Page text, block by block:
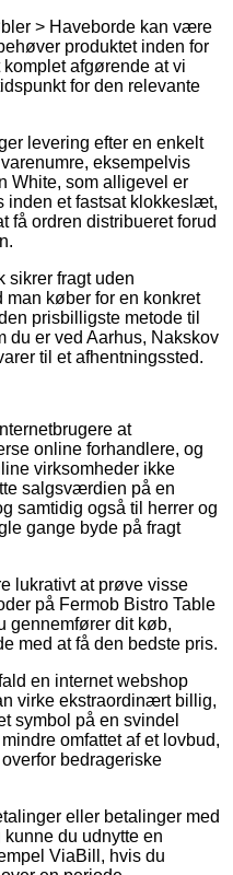
> Haveborde kan være
produktet inden for
afgørende at vi
for den relevante
levering efter en enkelt
eksempelvis
White, som alligevel er
inden et fastsat klokkeslæt,
få ordren distribueret forud
sikrer fragt uden
man køber for en konkret
prisbilligste metode til
du er ved Aarhus, Nakskov
til et afhentningssted.
at
online forhandlere, og
virksomheder ikke
salgsværdien på en
samtidig også til herrer og
gange byde på fragt
lukrativt at prøve visse
på Fermob Bistro Table
gennemfører dit køb,
med at få den bedste pris.
en internet webshop
virke ekstraordinært billig,
symbol på en svindel
omfattet af et lovbud,
bedrageriske
eller betalinger med
du udnytte en
ViaBill, hvis du